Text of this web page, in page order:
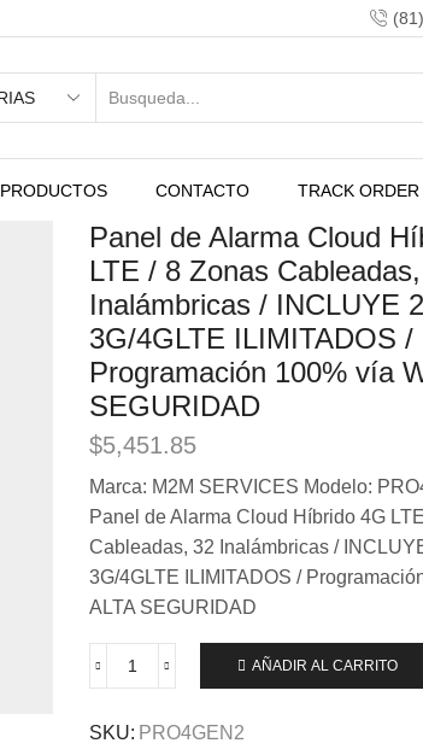
PRODUCTOS CONTACTO TRACK ORDER
Panel de Alarma Cloud
LTE / 8 Zonas
Inalámbricas / INCLUYE
3G/4GLTE ILIMITADOS /
Programación 100% vía
SEGURIDAD
$5,451.85
Marca: M2M SERVICES Modelo:
Panel de Alarma Cloud Híbrido 4G
Cableadas, 32 Inalámbricas /
3G/4GLTE ILIMITADOS /
ALTA SEGURIDAD
AÑADIR AL CARRITO
SKU: PRO4GEN2